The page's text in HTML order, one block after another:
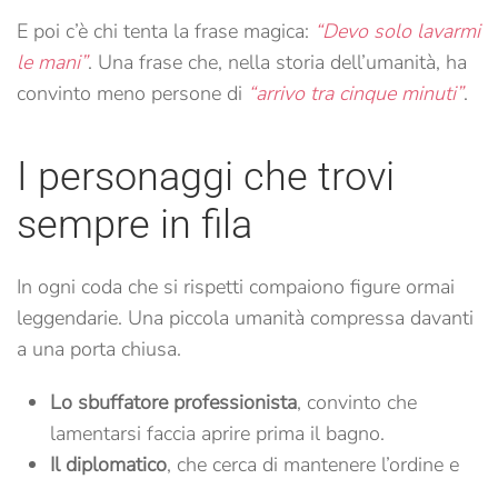
E poi c’è chi tenta la frase magica: “Devo solo lavarmi
le mani”. Una frase che, nella storia dell’umanità, ha
convinto meno persone di “arrivo tra cinque minuti”.
I personaggi che trovi
sempre in fila
In ogni coda che si rispetti compaiono figure ormai
leggendarie. Una piccola umanità compressa davanti
a una porta chiusa.
Lo sbuffatore professionista, convinto che
lamentarsi faccia aprire prima il bagno.
Il diplomatico, che cerca di mantenere l’ordine e